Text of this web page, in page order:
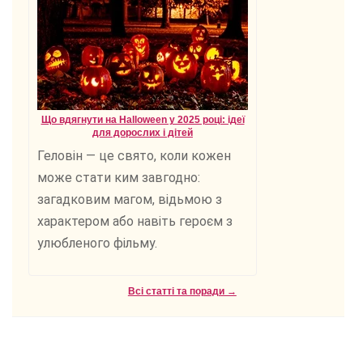
Що вдягнути на Halloween у 2025 році: ідеї
для дорослих і дітей
Геловін — це свято, коли кожен
може стати ким завгодно:
загадковим магом, відьмою з
характером або навіть героєм з
улюбленого фільму.
Всі статті та поради →